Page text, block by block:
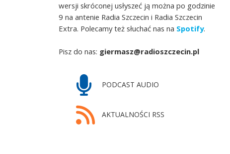
wersji skróconej usłyszeć ją można po godzinie
9 na antenie Radia Szczecin i Radia Szczecin
Extra. Polecamy też słuchać nas na Spotify.
Pisz do nas: giermasz@radioszczecin.pl
PODCAST AUDIO
AKTUALNOŚCI RSS